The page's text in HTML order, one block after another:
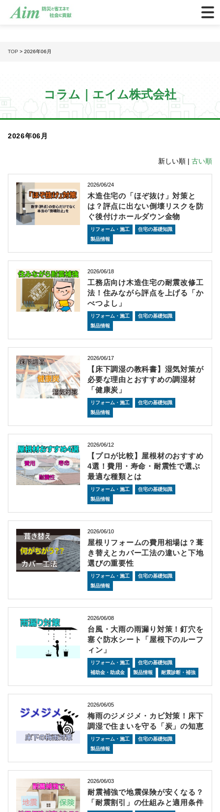
TOP > 2026年06月
コラム｜エイム株式会社
2026年06月
新しい順 | 古い順
2026/06/24
木造住宅の「ほぞ抜け」対策と
は？評点に出ない倒壊リスクを防
ぐ後付けホールダウン金物
リフォーム・施工
住宅の基礎知識
製品情報
2026/06/18
工務店向け木造住宅の耐震改修工
法！住みながら評点を上げる「か
べつよし」
リフォーム・施工
住宅の基礎知識
製品情報
2026/06/17
【床下調湿の教科書】湿気対策が
必要な理由とおすすめの調湿材
「健康炭」
リフォーム・施工
住宅の基礎知識
製品情報
2026/06/12
【プロが比較】屋根材のおすすめ
4選！費用・寿命・耐震性で選ぶ
最適な種類とは
リフォーム・施工
住宅の基礎知識
製品情報
2026/06/10
屋根リフォームの費用相場は？葺
き替えとカバー工法の違いと下地
選びの重要性
リフォーム・施工
住宅の基礎知識
製品情報
2026/06/08
台風・大雨の雨漏り対策！釘穴を
塞ぐ防水シート「屋根下のルーフ
ィン」
リフォーム・施工
住宅の基礎知識
補助金・助成金
製品情報 耐震診断・補強
2026/06/05
梅雨のジメジメ・カビ対策！床下
調湿で住まいを守る「炭」の知恵
リフォーム・施工
住宅の基礎知識
製品情報
2026/06/03
耐震補強で地震保険が安くなる？
「耐震割引」の仕組みと適用条件